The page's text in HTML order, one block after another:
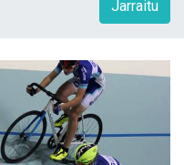
Jarraitu